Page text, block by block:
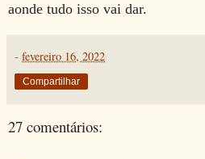
aonde tudo isso vai dar.
- fevereiro 16, 2022
Compartilhar
27 comentários: